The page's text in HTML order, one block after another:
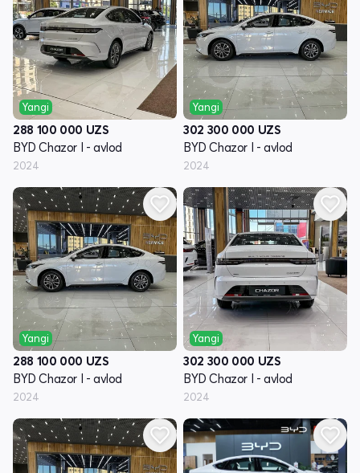
Yangi
288 100 000 UZS
BYD Chazor I - avlod
2024
Yangi
302 300 000 UZS
BYD Chazor I - avlod
2024
Yangi
288 100 000 UZS
BYD Chazor I - avlod
2024
Yangi
302 300 000 UZS
BYD Chazor I - avlod
2024